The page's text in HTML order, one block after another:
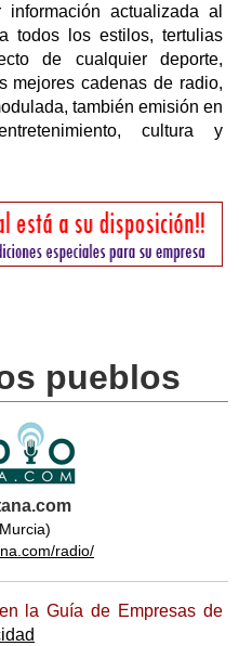
actualizada al
todos los estilos, tertulias
de cualquier deporte,
mejores cadenas de radio,
también emisión en
cultura y
pueblos
radio/
la Guía de Empresas de